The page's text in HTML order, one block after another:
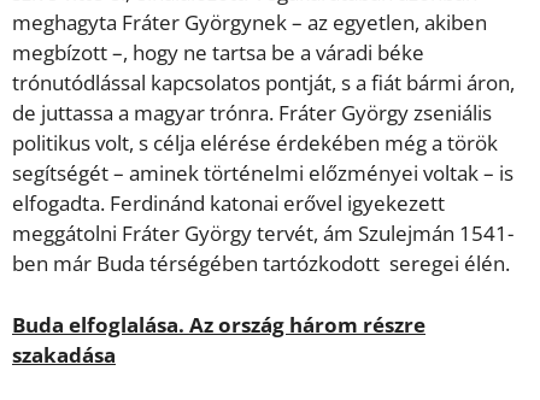
meghagyta Fráter Györgynek – az egyetlen, akiben
megbízott –, hogy ne tartsa be a váradi béke
trónutódlással kapcsolatos pontját, s a fiát bármi áron,
de juttassa a magyar trónra. Fráter György zseniális
politikus volt, s célja elérése érdekében még a török
segítségét – aminek történelmi előzményei voltak – is
elfogadta. Ferdinánd katonai erővel igyekezett
meggátolni Fráter György tervét, ám Szulejmán 1541-
ben már Buda térségében tartózkodott seregei élén.
Buda elfoglalása. Az ország három részre
szakadása